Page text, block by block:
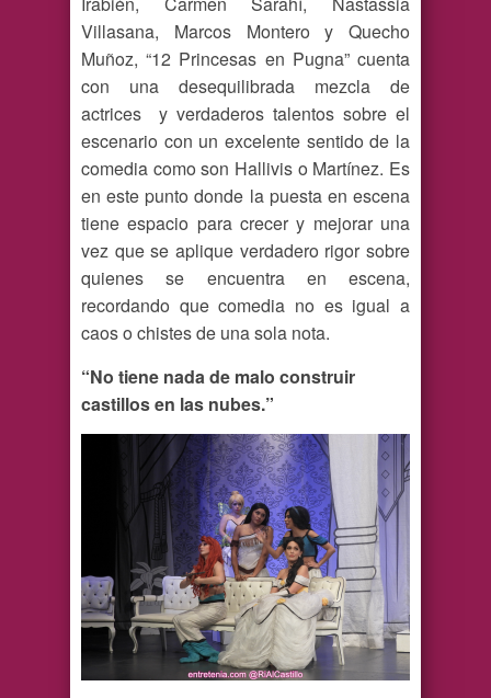
Villasana, Marcos Montero y Quecho
Muñoz, “12 Princesas en Pugna” cuenta
con una desequilibrada mezcla de
actrices y verdaderos talentos sobre el
escenario con un excelente sentido de la
comedia como son Hallivis o Martínez. Es
en este punto donde la puesta en escena
tiene espacio para crecer y mejorar una
vez que se aplique verdadero rigor sobre
quienes se encuentra en escena,
recordando que comedia no es igual a
caos o chistes de una sola nota.
“No tiene nada de malo construir
castillos en las nubes.”